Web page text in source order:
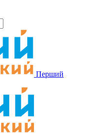
Перший